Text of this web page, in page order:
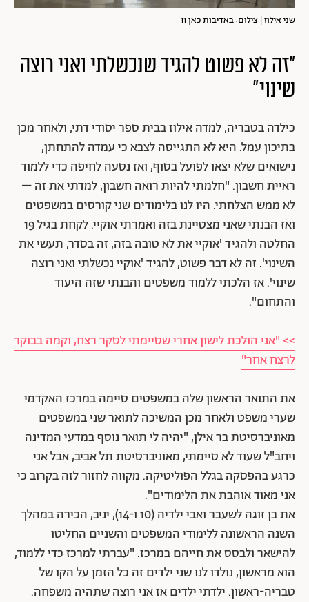
שני אילוז | צילום: באדיבות כאן 11
"זה לא פשוט להגיד שנכשלתי ואני רוצה
שינוי"
כילדה בטבריה, למדה אילוז בבית ספר יסודי דתי, ולאחר מכן
בתיכון עמל. היא לא התגייסה לצבא כי עמדה להתחתן,
נישואים שלא יצאו לפועל בסוף, ואז נסעה לחיפה כדי ללמוד
ראיית חשבון. "חלמתי להיות רואה חשבון, למדתי את זה –
לא ממש הצלחתי. היו לנו בלימודים שני קורסים במשפטים
ואז הבנתי שאני מצטיינת בזה ואמרתי אוקיי. לקחת בגיל 19
החלטה ולהגיד 'אוקיי את לא טובה בזה, זה בסדר, תעשי את
השינוי'. זה לא דבר פשוט, להגיד 'אוקיי נכשלתי ואני רוצה
שינוי'. אז הלכתי ללמוד משפטים והבנתי שזה היעוד
והתחום".
>> "אני הולכת לישון אחרי שסיימתי לסקר רצח, וקמה בבוקר
לרצח אחר"
את התואר הראשון שלה במשפטים סיימה במרכז האקדמי
שערי משפט ולאחר מכן המשיכה לתואר שני במשפטים
מאוניברסיטת בר אילן, "יהיה לי תואר נוסף במדעי המדינה
ויחב"ל שעוד לא סיימתי, מאוניברסיטת תל אביב, אבל אני
כרגע בהפסקה בגלל הפוליטיקה. מקווה לחזור לזה בקרוב כי
אני מאוד אוהבת את הלימודים".
את בן זוגה לשעבר ואבי ילדיה (10 ו-14), יניב, הכירה במהלך
השנה הראשונה ללימודי המשפטים והשניים החליטו
להישאר ולבסס את חייהם במרכז. "עברתי למרכז כדי ללמוד,
הוא מראשון, נולדו לנו שני ילדים זה כל הזמן על הקו של
טבריה-ראשון. ילדתי ילדים אז אני רוצה שתהיה משפחה.